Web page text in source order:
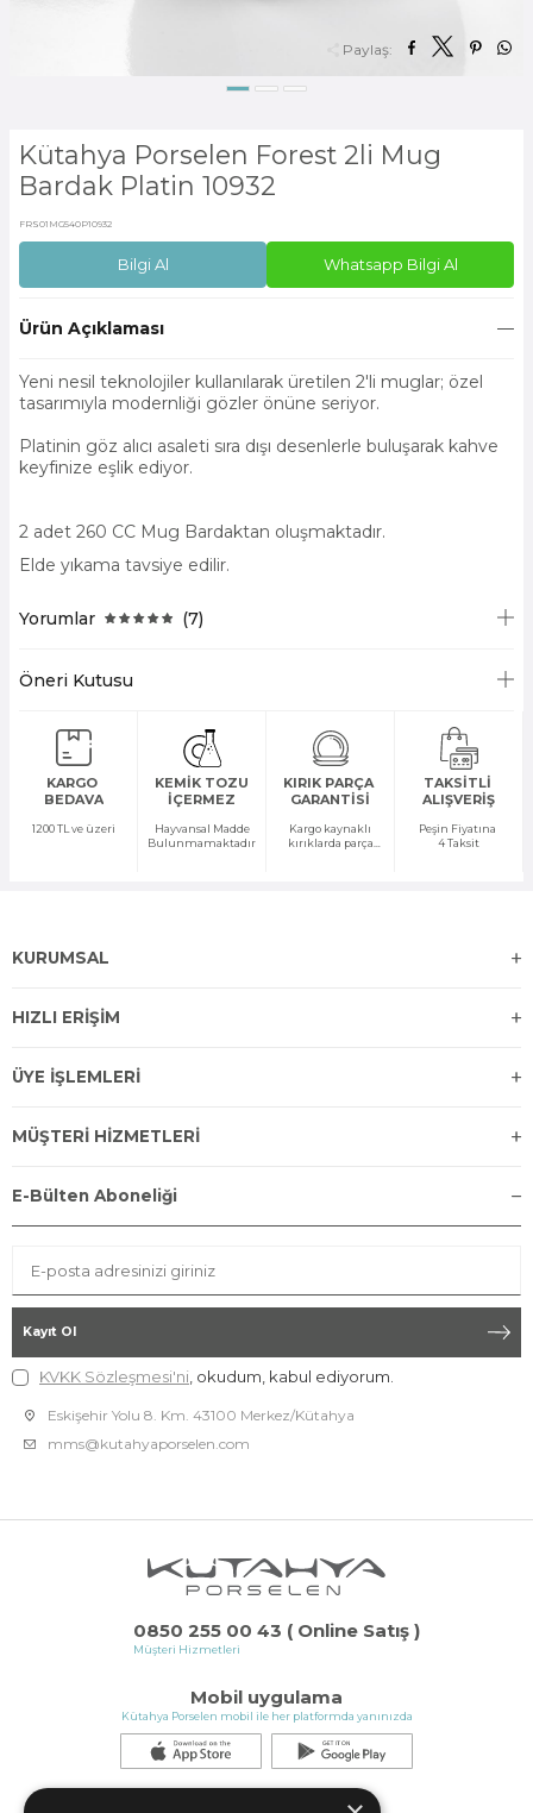
Paylaş:
Kütahya Porselen Forest 2li Mug
Bardak Platin 10932
FRS01MG540P10932
Bilgi Al Whatsapp Bilgi Al
Ürün Açıklaması
Yeni nesil teknolojiler kullanılarak üretilen 2'li muglar; özel
tasarımıyla modernliği gözler önüne seriyor.
Platinin göz alıcı asaleti sıra dışı desenlerle buluşarak kahve
keyfinize eşlik ediyor.
2 adet 260 CC Mug Bardaktan oluşmaktadır.
Elde yıkama tavsiye edilir.
Yorumlar (7)
Öneri Kutusu
KARGO
BEDAVA
1200 TL ve üzeri
KEMİK TOZU
İÇERMEZ
Hayvansal Madde
Bulunmamaktadır
KIRIK PARÇA
GARANTİSİ
Kargo kaynaklı
kırıklarda parça
TAKSİTLİ
ALIŞVERİŞ
Peşin Fiyatına
4 Taksit
0850 255 00 43 ( Online Satış )
Müşteri Hizmetleri
Mobil uygulama
Kütahya Porselen mobil ile her platformda yanınızda
KURUMSAL
HIZLI ERİŞİM
ÜYE İŞLEMLERİ
MÜŞTERİ HİZMETLERİ
E-Bülten Aboneliği
Kayıt Ol
KVKK Sözleşmesi'ni , okudum, kabul ediyorum.
Eskişehir Yolu 8. Km. 43100 Merkez/Kütahya
mms@kutahyaporselen.com